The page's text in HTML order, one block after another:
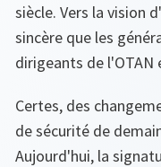
siècle. Vers la vision
sincère que les
dirigeants de l'OTAN
Certes, des
de sécurité de
Aujourd'hui, la